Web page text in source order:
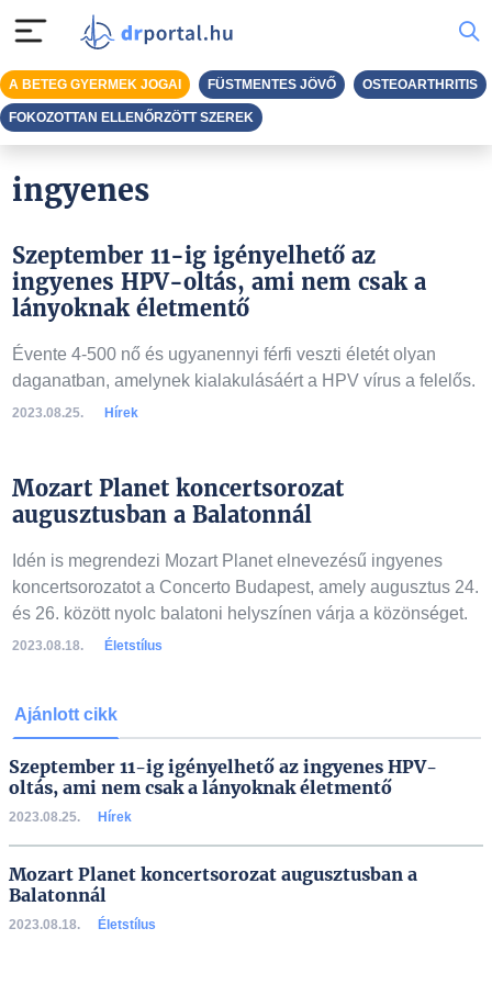
ingyenes
Szeptember 11-ig igényelhető az
ingyenes HPV-oltás, ami nem csak a
lányoknak életmentő
Évente 4-500 nő és ugyanennyi férfi veszti életét olyan
daganatban, amelynek kialakulásáért a HPV vírus a felelős.
2023.08.25. Hírek
Mozart Planet koncertsorozat
augusztusban a Balatonnál
Idén is megrendezi Mozart Planet elnevezésű ingyenes
koncertsorozatot a Concerto Budapest, amely augusztus 24.
és 26. között nyolc balatoni helyszínen várja a közönséget.
2023.08.18. Életstílus
Ajánlott cikk
Szeptember 11-ig igényelhető az ingyenes HPV-
oltás, ami nem csak a lányoknak életmentő
2023.08.25. Hírek
Mozart Planet koncertsorozat augusztusban a
Balatonnál
2023.08.18. Életstílus
A BETEG GYERMEK JOGAI FÜSTMENTES JÖVŐ OSTEOARTHRITIS
FOKOZOTTAN ELLENŐRZÖTT SZEREK